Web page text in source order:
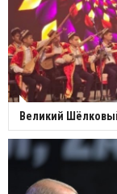
Великий